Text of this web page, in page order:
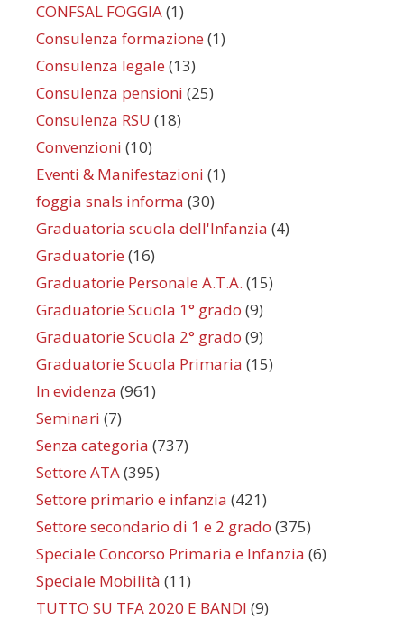
CONFSAL FOGGIA(1)
Consulenza formazione (1)
Consulenza legale (13)
Consulenza pensioni (25)
Consulenza RSU (18)
Convenzioni (10)
Eventi & Manifestazioni (1)
foggia snals informa (30)
Graduatoria scuola dell'Infanzia (4)
Graduatorie (16)
Graduatorie Personale A.T.A. (15)
Graduatorie Scuola 1° grado (9)
Graduatorie Scuola 2° grado (9)
Graduatorie Scuola Primaria (15)
In evidenza (961)
Seminari (7)
Senza categoria (737)
Settore ATA(395)
Settore primario e infanzia (421)
Settore secondario di 1 e 2 grado (375)
Speciale Concorso Primaria e Infanzia (6)
Speciale Mobilità (11)
TUTTO SU TFA 2020 E BANDI (9)